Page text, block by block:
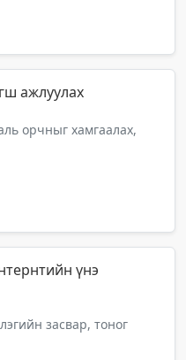
ажлуулах
орчныг хамгаалах,
үнэ
засвар, тоног